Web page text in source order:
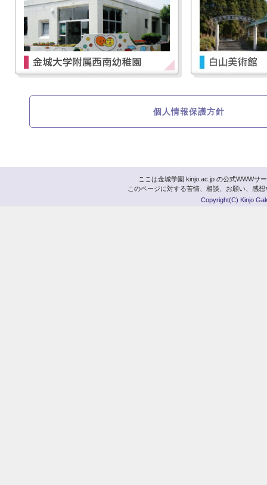
個人情報保護方針
ここは金城学園 kinjo.ac.jp の公式WWWサ
このページに対する苦情、相談、お願い、感想
Copyright(C) Kinjo